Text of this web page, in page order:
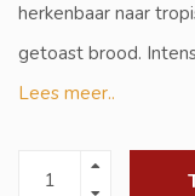
herkenbaar naar
getoast brood.
Lees meer..